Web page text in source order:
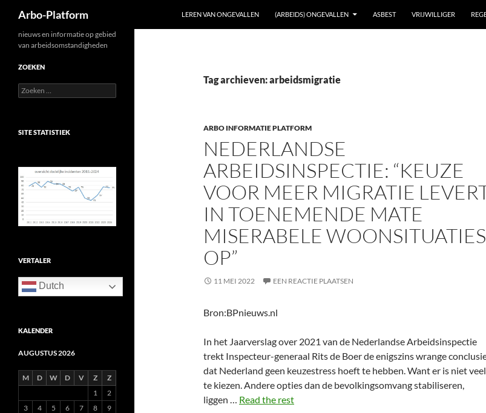
Arbo-Platform LEREN VAN ONGEVALLEN (ARBEIDS) ONGEVALLEN ASBEST VRIJWILLIGER
Tag archieven: arbeidsmigratie
ARBO INFORMATIE PLATFORM
NEDERLANDSE
ARBEIDSINSPECTIE: “KEUZE
VOOR MEER MIGRATIE
IN TOENEMENDE MATE
MISERABELE WOONSITUATIES
OP”
11 MEI 2022 EEN REACTIE PLAATSEN
Bron:BPnieuws.nl
In het Jaarverslag over 2021 van de Nederlandse Arbeidsinspectie
trekt Inspecteur-generaal Rits de Boer de enigszins wrange
dat Nederland geen keuzestress hoeft te hebben. Want er is niet veel
te kiezen. Andere opties dan de bevolkingsomvang stabiliseren,
liggen … Read the rest
nieuws en informatie op gebied
van arbeidsomstandigheden
ZOEKEN
Zoeken
naar:
SITE STATISTIEK
VERTALER
Dutch
KALENDER
AUGUSTUS 2026
M D W D V Z
Z
1
2
3
4 5 6 7 8
9